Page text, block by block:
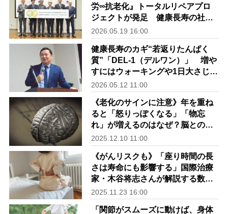
労∞抗老化』トータルリペアプロ
ジェクトが発足 健康長寿の社会
の実現を目指す
2026.05.19 16:00
健康長寿のカギ“若返りたんぱく
質”「DEL-1（デルワン）」 増や
すには​​ウォーキングや1日大さじ1
のアマニ油が有効《研究の第一人
者が解説》
2026.05.12 11:00
《老化のサインに注意》年を重ね
ると「怒りっぽくなる」「物忘
れ」が増えるのはなぜ？脳との関
係を医師が解説
2025.12.10 11:00
《がんリスクも》「座り時間の長
さは寿命にも影響する」国際治療
家・木谷将志さんが解説する数々
のデータ
2025.11.23 16:00
「関節がスムーズに動けば、身体